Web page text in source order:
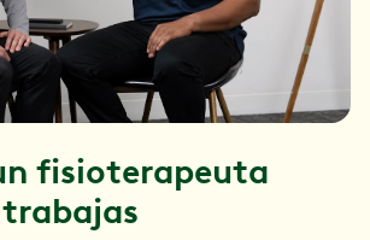
fisioterapeuta